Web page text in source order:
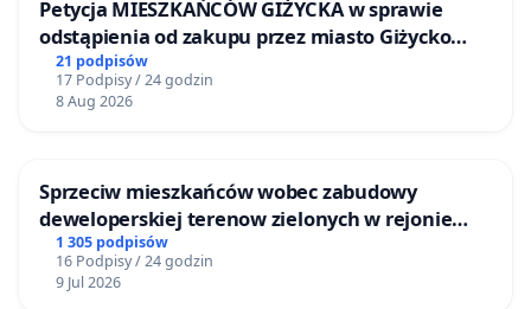
Petycja MIESZKAŃCÓW GIŻYCKA w sprawie
odstąpienia od zakupu przez miasto Giżycko
nieruchomości położonej nad jeziorem Niegocin
21 podpisów
17 Podpisy / 24 godzin
8 Aug 2026
Sprzeciw mieszkańców wobec zabudowy
deweloperskiej terenow zielonych w rejonie
Bulwarów Straceńskich w Bielsku-Białej
1 305 podpisów
16 Podpisy / 24 godzin
9 Jul 2026